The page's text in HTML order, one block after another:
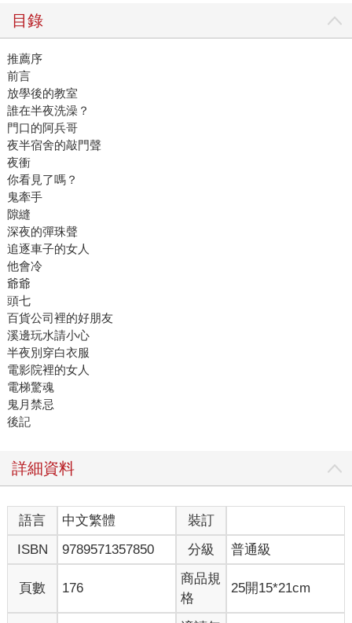
目錄
推薦序
前言
放學後的教室
誰在半夜洗澡？
門口的阿兵哥
夜半宿舍的敲門聲
夜衝
你看見了嗎？
鬼牽手
隙縫
深夜的彈珠聲
追逐車子的女人
他會冷
爺爺
頭七
百貨公司裡的好朋友
溪邊玩水請小心
半夜別穿白衣服
電影院裡的女人
電梯驚魂
鬼月禁忌
後記
詳細資料
語言 中文繁體
裝訂
ISBN
9789571357850 分級 普通級
頁數 176
商品規
格
25開15*21cm